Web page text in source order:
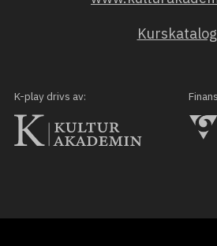
Kategorier
Mina favoriter
Kurskatalog
K-play drivs av: